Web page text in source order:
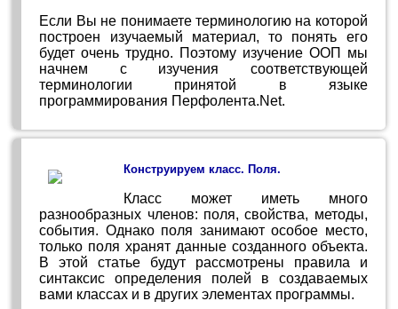
Если Вы не понимаете терминологию на которой
построен изучаемый материал, то понять его
будет очень трудно. Поэтому изучение ООП мы
начнем с изучения соответствующей
терминологии принятой в языке
программирования Перфолента.Net.
Конструируем класс. Поля.
Класс может иметь много
разнообразных членов: поля, свойства, методы,
события. Однако поля занимают особое место,
только поля хранят данные созданного объекта.
В этой статье будут рассмотрены правила и
синтаксис определения полей в создаваемых
вами классах и в других элементах программы.